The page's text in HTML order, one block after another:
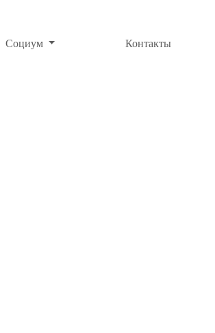
Социум Контакты